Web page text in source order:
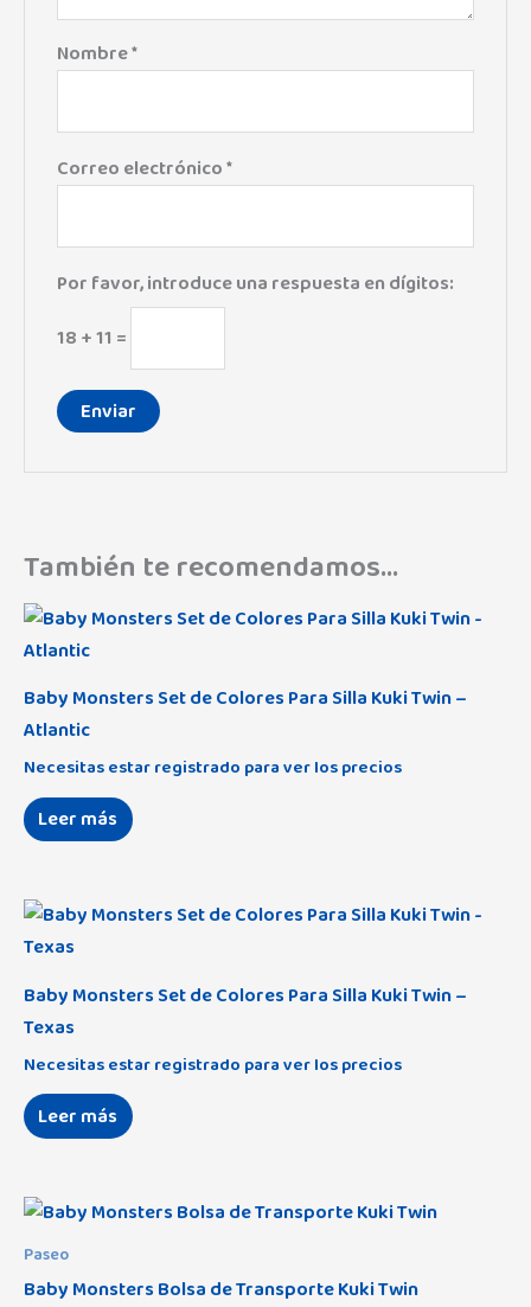
Nombre*
Correo electrónico*
Por favor, introduce una respuesta en dígitos:
18 + 11 =
También te recomendamos…
Baby Monsters Set de Colores Para Silla Kuki Twin –
Atlantic
Necesitas estar registrado para ver los precios
Leer más
Baby Monsters Set de Colores Para Silla Kuki Twin –
Texas
Necesitas estar registrado para ver los precios
Leer más
Paseo
Baby Monsters Bolsa de Transporte Kuki Twin